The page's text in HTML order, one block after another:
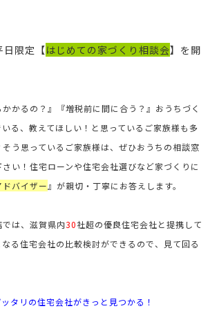
限定 【はじめての家づくり相談会】 を開
かかるの？』『増税前に間に合う？』おうちづく
る、教えてほしい！と思っているご家族様も多
う思っているご家族様は、ぜひおうちの相談窓
い！住宅ローンや住宅会社選びなど家づくりに
ドバイザー 』が親切・丁寧にお答えします。
は、滋賀県内30社超の優良住宅会社と提携して
る住宅会社の比較検討ができるので、見て回る
タリの住宅会社がきっと見つかる！